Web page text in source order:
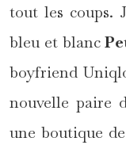
tout les coups.
bleu et blanc
boyfriend
nouvelle paire
une boutique